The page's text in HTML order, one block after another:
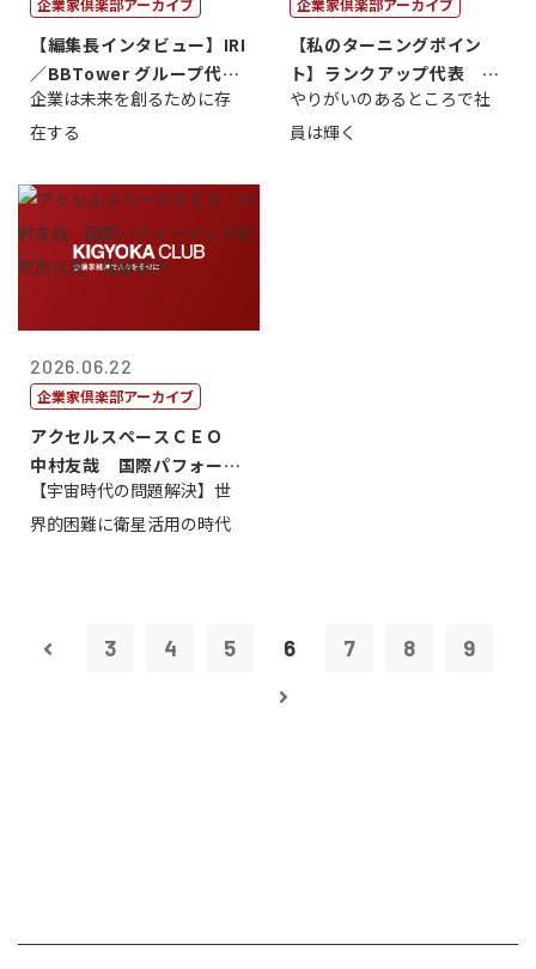
企業家倶楽部アーカイブ
【編集長インタビュー】IRI
／BBTower グループ代表
藤...
企業は未来を創るために存
在する
企業家倶楽部アーカイブ
【私のターニングポイン
ト】ランクアップ代表 岩
崎裕美子
やりがいのあるところで社
員は輝く
2026.06.22
企業家倶楽部アーカイブ
アクセルスペースＣＥＯ
中村友哉 国際パフォーマ
ンス研究所代...
【宇宙時代の問題解決】世
界的困難に衛星活用の時代
3 4 5 6 7 8 9